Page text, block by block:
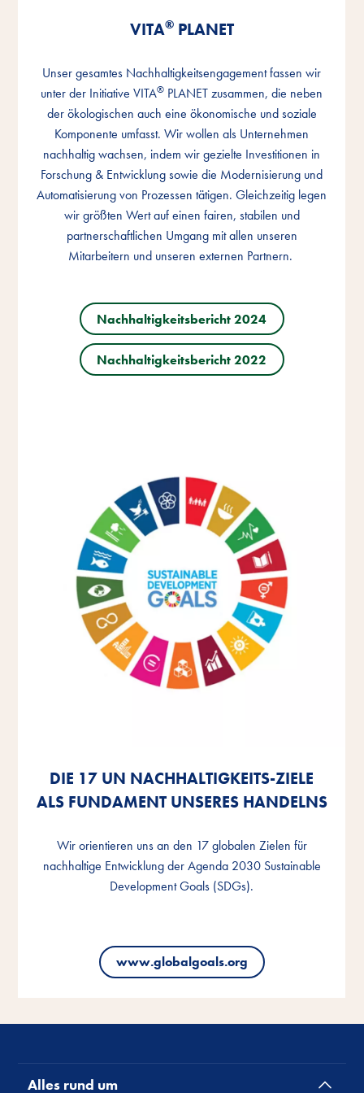
VITA®PLANET
Unser gesamtes Nachhaltigkeitsengagement fassen wir
unter der Initiative VITA® PLANET zusammen, die neben
der ökologischen auch eine ökonomische und soziale
Komponente umfasst. Wir wollen als Unternehmen
nachhaltig wachsen, indem wir gezielte Investitionen in
Forschung & Entwicklung sowie die Modernisierung und
Automatisierung von Prozessen tätigen. Gleichzeitig legen
wir größten Wert auf einen fairen, stabilen und
partnerschaftlichen Umgang mit allen unseren
Mitarbeitern und unseren externen Partnern.
Nachhaltigkeitsbericht 2024
Nachhaltigkeitsbericht 2022
VITA®PLANET
Unser gesamtes Nachhaltigkeitsengagement fassen wir
unter der Initiative VITA® PLANET zusammen, die neben
der ökologischen auch eine ökonomische und soziale
Komponente umfasst. Wir wollen als Unternehmen
nachhaltig wachsen, indem wir gezielte Investitionen in
Forschung & Entwicklung sowie die Modernisierung und
Automatisierung von Prozessen tätigen. Gleichzeitig legen
wir größten Wert auf einen fairen, stabilen und
partnerschaftlichen Umgang mit allen unseren
Mitarbeitern und unseren externen Partnern.
Nachhaltigkeitsbericht 2024
Nachhaltigkeitsbericht 2022
VITA®PLANET
Unser gesamtes Nachhaltigkeitsengagement fassen wir
unter der Initiative VITA® PLANET zusammen, die neben
der ökologischen auch eine ökonomische und soziale
Komponente umfasst. Wir wollen als Unternehmen
nachhaltig wachsen, indem wir gezielte Investitionen in
Forschung & Entwicklung sowie die Modernisierung und
Automatisierung von Prozessen tätigen. Gleichzeitig legen
wir größten Wert auf einen fairen, stabilen und
partnerschaftlichen Umgang mit allen unseren
Mitarbeitern und unseren externen Partnern.
Nachhaltigkeitsbericht 2024
Nachhaltigkeitsbericht 2022
DIE 17 UN NACHHALTIGKEITS-ZIELE
ALS FUNDAMENT UNSERES HANDELNS
Wir orientieren uns an den 17 globalen Zielen für
nachhaltige Entwicklung der Agenda 2030 Sustainable
Development Goals (SDGs).
www.globalgoals.org
DIE 17 UN NACHHALTIGKEITS-ZIELE
ALS FUNDAMENT UNSERES HANDELNS
Wir orientieren uns an den 17 globalen Zielen für
nachhaltige Entwicklung der Agenda 2030 Sustainable
Development Goals (SDGs).
www.globalgoals.org
DIE 17 UN NACHHALTIGKEITS-ZIELE
ALS FUNDAMENT UNSERES HANDELNS
Wir orientieren uns an den 17 globalen Zielen für
nachhaltige Entwicklung der Agenda 2030 Sustainable
Development Goals (SDGs).
www.globalgoals.org
Alles rund um